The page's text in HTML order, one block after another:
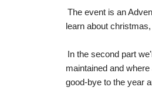
The event is an
learn about
In the second part
maintained and
good-bye to the year